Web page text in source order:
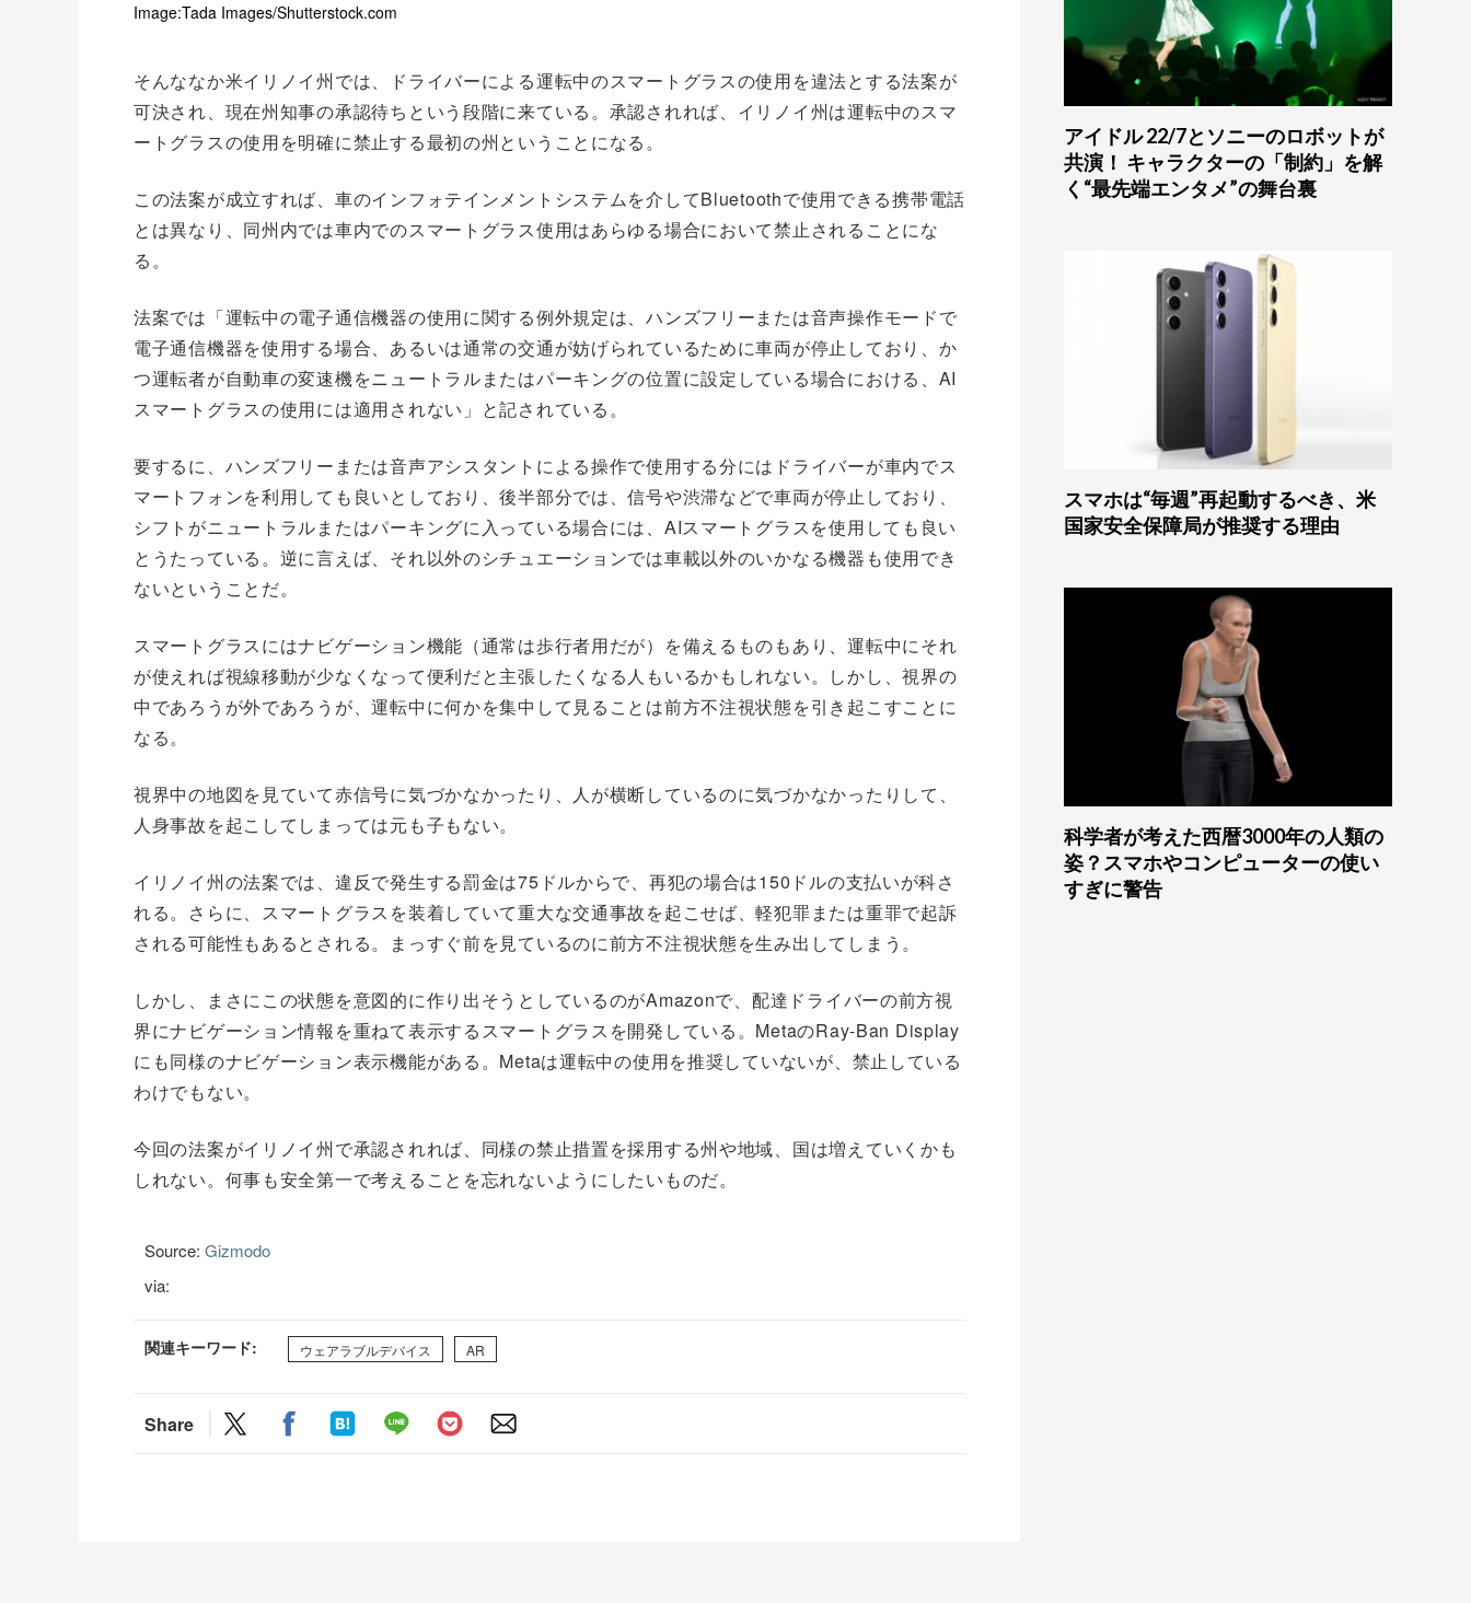
Image:Tada Images/Shutterstock.com
そんななか米イリノイ州では、ドライバーによる運転中のスマートグラスの使用を違法とする法案が
可決され、現在州知事の承認待ちという段階に来ている。承認されれば、イリノイ州は運転中のスマ
ートグラスの使用を明確に禁止する最初の州ということになる。
この法案が成立すれば、車のインフォテインメントシステムを介してBluetoothで使用できる携帯電話
とは異なり、同州内では車内でのスマートグラス使用はあらゆる場合において禁止されることにな
る。
法案では「運転中の電子通信機器の使用に関する例外規定は、ハンズフリーまたは音声操作モードで
電子通信機器を使用する場合、あるいは通常の交通が妨げられているために車両が停止しており、か
つ運転者が自動車の変速機をニュートラルまたはパーキングの位置に設定している場合における、AI
スマートグラスの使用には適用されない」と記されている。
要するに、ハンズフリーまたは音声アシスタントによる操作で使用する分にはドライバーが車内でス
マートフォンを利用しても良いとしており、後半部分では、信号や渋滞などで車両が停止しており、
シフトがニュートラルまたはパーキングに入っている場合には、AIスマートグラスを使用しても良い
とうたっている。逆に言えば、それ以外のシチュエーションでは車載以外のいかなる機器も使用でき
ないということだ。
スマートグラスにはナビゲーション機能（通常は歩行者用だが）を備えるものもあり、運転中にそれ
が使えれば視線移動が少なくなって便利だと主張したくなる人もいるかもしれない。しかし、視界の
中であろうが外であろうが、運転中に何かを集中して見ることは前方不注視状態を引き起こすことに
なる。
視界中の地図を見ていて赤信号に気づかなかったり、人が横断しているのに気づかなかったりして、
人身事故を起こしてしまっては元も子もない。
イリノイ州の法案では、違反で発生する罰金は75ドルからで、再犯の場合は150ドルの支払いが科さ
れる。さらに、スマートグラスを装着していて重大な交通事故を起こせば、軽犯罪または重罪で起訴
される可能性もあるとされる。まっすぐ前を見ているのに前方不注視状態を生み出してしまう。
しかし、まさにこの状態を意図的に作り出そうとしているのがAmazonで、配達ドライバーの前方視
界にナビゲーション情報を重ねて表示するスマートグラスを開発している。MetaのRay-Ban Display
にも同様のナビゲーション表示機能がある。Metaは運転中の使用を推奨していないが、禁止している
わけでもない。
今回の法案がイリノイ州で承認されれば、同様の禁止措置を採用する州や地域、国は増えていくかも
しれない。何事も安全第一で考えることを忘れないようにしたいものだ。
Source: Gizmodo
via:
関連キーワード: ウェアラブルデバイス AR
Share
アイドル 22/7とソニーのロボットが
共演！ キャラクターの「制約」を解
く“最先端エンタメ”の舞台裏
スマホは“毎週”再起動するべき、米
国家安全保障局が推奨する理由
科学者が考えた西暦3000年の人類の
姿？スマホやコンピューターの使い
すぎに警告